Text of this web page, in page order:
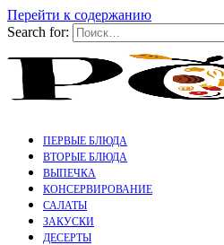
Перейти к содержанию
Search for:
ПЕРВЫЕ БЛЮДА
ВТОРЫЕ БЛЮДА
ВЫПЕЧКА
КОНСЕРВИРОВАНИЕ
САЛАТЫ
ЗАКУСКИ
ДЕСЕРТЫ